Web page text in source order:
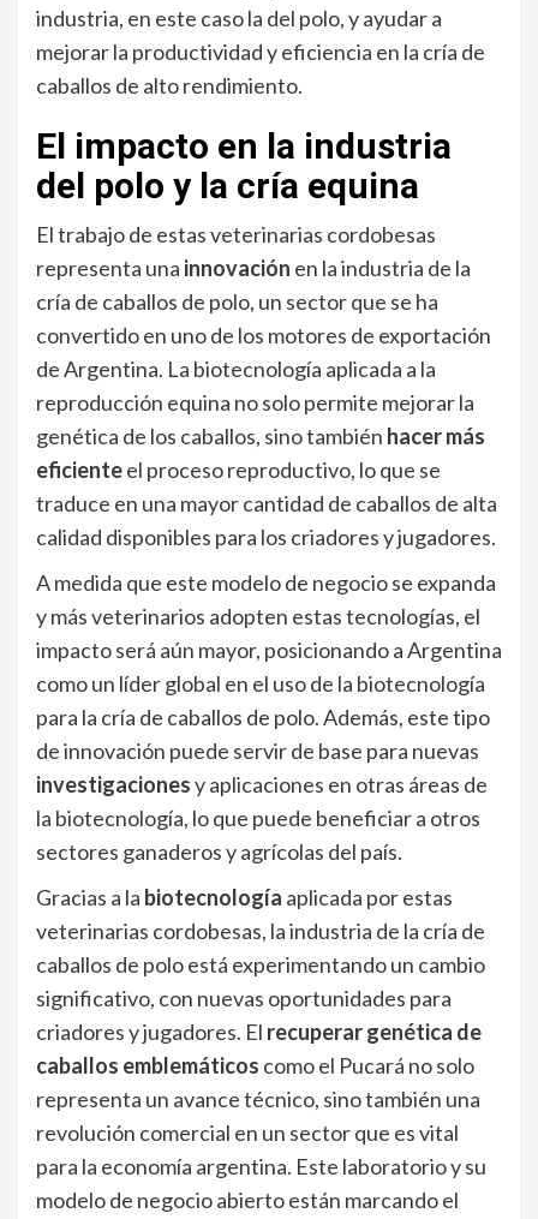
industria, en este caso la del polo, y ayudar a
mejorar la productividad y eficiencia en la cría de
caballos de alto rendimiento.
El impacto en la industria
del polo y la cría equina
El trabajo de estas veterinarias cordobesas
representa una innovación en la industria de la
cría de caballos de polo, un sector que se ha
convertido en uno de los motores de exportación
de Argentina. La biotecnología aplicada a la
reproducción equina no solo permite mejorar la
genética de los caballos, sino también hacer más
eficienteel proceso reproductivo, lo que se
traduce en una mayor cantidad de caballos de alta
calidad disponibles para los criadores y jugadores.
A medida que este modelo de negocio se expanda
y más veterinarios adopten estas tecnologías, el
impacto será aún mayor, posicionando a Argentina
como un líder global en el uso de la biotecnología
para la cría de caballos de polo. Además, este tipo
de innovación puede servir de base para nuevas
investigacionesy aplicaciones en otras áreas de
la biotecnología, lo que puede beneficiar a otros
sectores ganaderos y agrícolas del país.
Gracias a la biotecnología aplicada por estas
veterinarias cordobesas, la industria de la cría de
caballos de polo está experimentando un cambio
significativo, con nuevas oportunidades para
criadores y jugadores. El recuperar genética de
caballos emblemáticos como el Pucará no solo
representa un avance técnico, sino también una
revolución comercial en un sector que es vital
para la economía argentina. Este laboratorio y su
modelo de negocio abierto están marcando el